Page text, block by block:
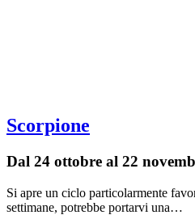
Scorpione
Dal 24 ottobre al 22
Si apre un ciclo particolarmente
settimane, potrebbe portarvi una…